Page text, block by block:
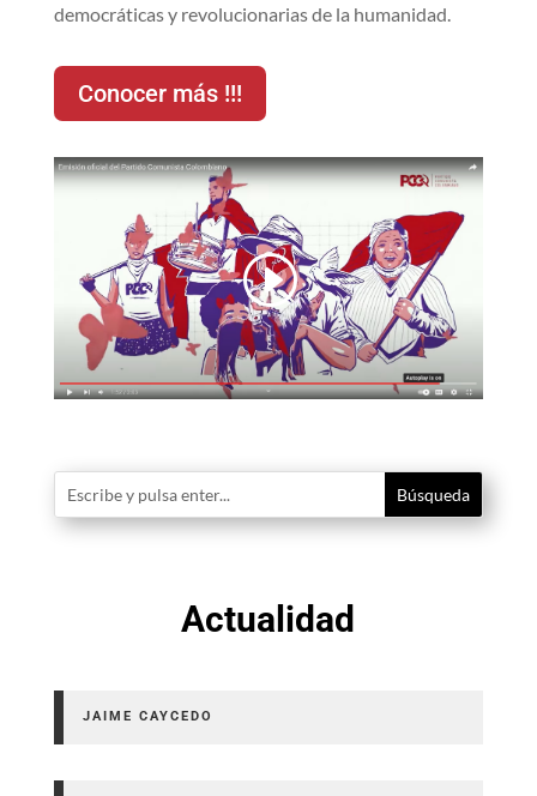
democráticas y revolucionarias de la humanidad.
Conocer más !!!
Actualidad
JAIME CAYCEDO